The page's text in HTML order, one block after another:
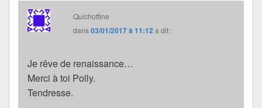
Quichottine
dans03/01/2017 à 11:12 a dit :
Je rêve de renaissance…
Merci à toi Polly.
Tendresse.